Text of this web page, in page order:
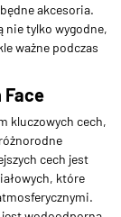
akcesoria.
nie tylko wygodne,
ważne podczas
Face
kluczowych cech,
cech jest
które